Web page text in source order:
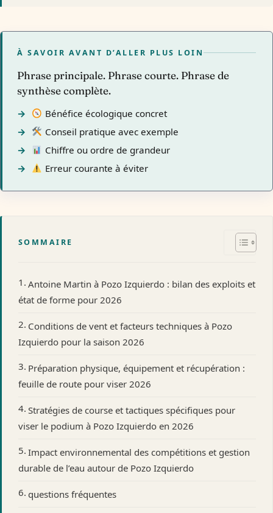
À SAVOIR AVANT D’ALLER PLUS LOIN
Phrase principale. Phrase courte. Phrase de
synthèse complète.
Bénéfice écologique concret
Conseil pratique avec exemple
Chiffre ou ordre de grandeur
Erreur courante à éviter
SOMMAIRE
Antoine Martin à Pozo Izquierdo : bilan des exploits et
état de forme pour 2026
Conditions de vent et facteurs techniques à Pozo
Izquierdo pour la saison 2026
Préparation physique, équipement et récupération :
feuille de route pour viser 2026
Stratégies de course et tactiques spécifiques pour
viser le podium à Pozo Izquierdo en 2026
Impact environnemental des compétitions et gestion
durable de l’eau autour de Pozo Izquierdo
questions fréquentes